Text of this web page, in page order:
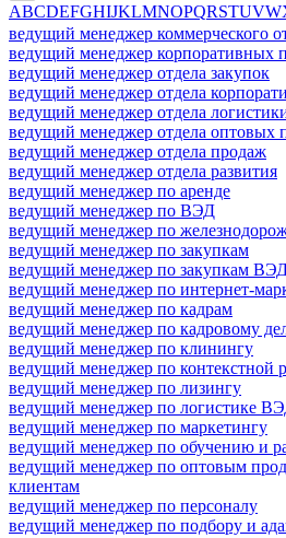
ABCDEFGHIJKLMNOPQRSTUVW
ведущий менеджер коммерческого
ведущий менеджер корпоративных
ведущий менеджер отдела закупок
ведущий менеджер отдела
ведущий менеджер отдела
ведущий менеджер отдела оптовых
ведущий менеджер отдела продаж
ведущий менеджер отдела развития
ведущий менеджер по аренде
ведущий менеджер по ВЭД
ведущий менеджер по
ведущий менеджер по закупкам
ведущий менеджер по закупкам
ведущий менеджер по интернет-
ведущий менеджер по кадрам
ведущий менеджер по кадровому
ведущий менеджер по клинингу
ведущий менеджер по контекстной
ведущий менеджер по лизингу
ведущий менеджер по логистике
ведущий менеджер по маркетингу
ведущий менеджер по обучению и
ведущий менеджер по оптовым
клиентам
ведущий менеджер по персоналу
ведущий менеджер по подбору и